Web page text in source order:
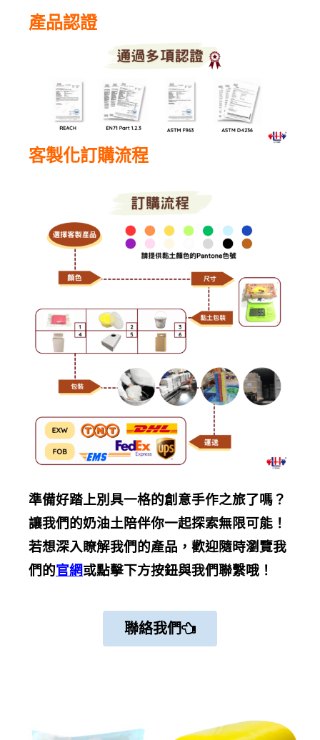
產品認證
客製化訂購流程
準備好踏上別具一格的創意手作之旅了嗎？
讓我們的奶油土陪伴你一起探索無限可能！
若想深入瞭解我們的產品，歡迎隨時瀏覽我
們的官網或點擊下方按鈕與我們聯繫哦！
聯絡我們